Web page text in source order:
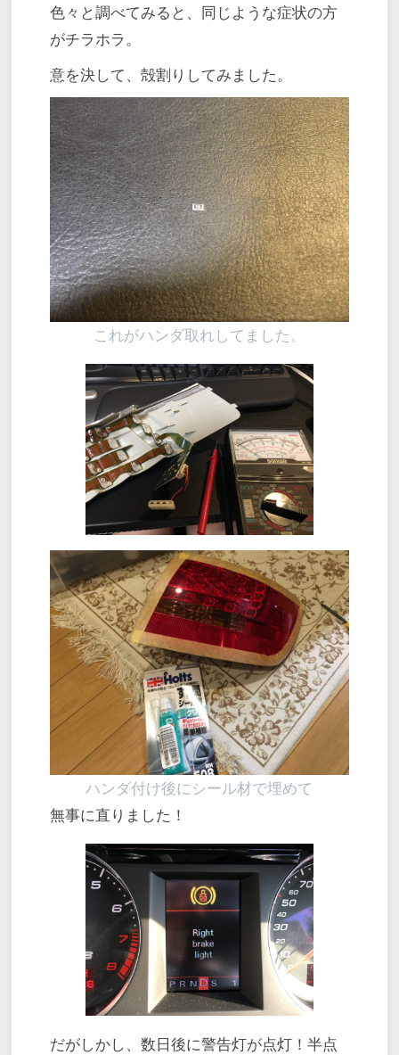
色々と調べてみると、同じような症状の方
がチラホラ。
意を決して、殻割りしてみました。
これがハンダ取れしてました。
ハンダ付け後にシール材で埋めて
無事に直りました！
だがしかし、数日後に警告灯が点灯！半点